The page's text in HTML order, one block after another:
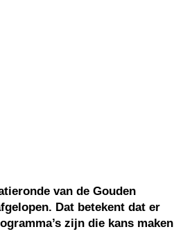
van de Gouden
Dat betekent dat er
zijn die kans maken